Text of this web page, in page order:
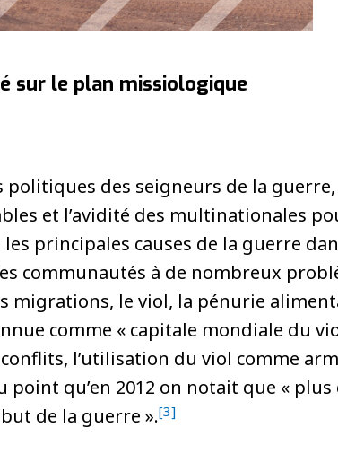
sur le plan missiologique
des seigneurs de la
et l’avidité des multinationales
principales causes de la guerre
communautés à de nombreux
migrations, le viol, la pénurie
comme « capitale mondiale du
l’utilisation du viol comme
qu’en 2012 on notait que « plus
de la guerre ».[3]